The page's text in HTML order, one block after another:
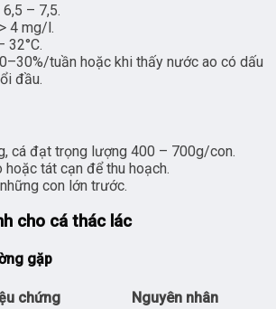
6,5 – 7,5.
4 mg/l.
32°C.
tuần hoặc khi thấy nước ao có dấu
đầu.
cá đạt trọng lượng 400 – 700g/con.
hoặc tát cạn để thu hoạch.
con lớn trước.
cho cá thác lác
gặp
chứng
Nguyên nhân